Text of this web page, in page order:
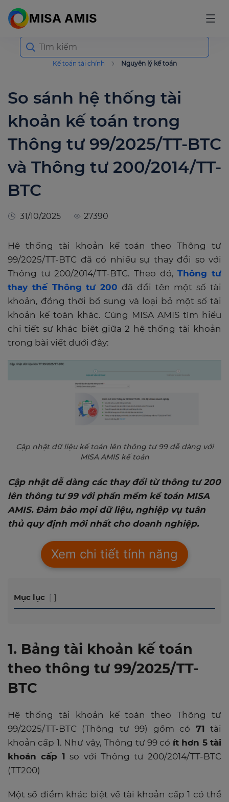
MISA AMIS
Kế toán tài chính Nguyên lý kế toán
Search
for:
So sánh hệ thống tài
khoản kế toán trong
Thông tư 99/2025/TT-BTC
và Thông tư 200/2014/TT-
BTC
31/10/2025 27390
Hệ thống tài khoản kế toán theo Thông tư
99/2025/TT-BTC đã có nhiều sự thay đổi so với
Thông tư 200/2014/TT-BTC. Theo đó,Thông tư
thay thế Thông tư 200 đã đổi tên một số tài
khoản, đồng thời bổ sung và loại bỏ một số tài
khoản kế toán khác. Cùng MISA AMIS tìm hiểu
chi tiết sự khác biệt giữa 2 hệ thống tài khoản
trong bài viết dưới đây:
Cập nhật dữ liệu kế toán lên thông tư 99 dễ dàng với
MISA AMIS kế toán
Cập nhật dễ dàng các thay đổi từ thông tư 200
lên thông tư 99 với phần mềm kế toán MISA
AMIS. Đảm bảo mọi dữ liệu, nghiệp vụ tuân
thủ quy định mới nhất cho doanh nghiệp.
Xem chi tiết tính năng
Mục lục
1. Bảng tài khoản kế toán
theo thông tư 99/2025/TT-
BTC
Hệ thống tài khoản kế toán theo Thông tư
99/2025/TT-BTC (Thông tư 99) gồm có 71 tài
khoản cấp 1. Như vậy, Thông tư 99 có ít hơn 5 tài
khoản cấp 1 so với Thông tư 200/2014/TT-BTC
(TT200)
Một số điểm khác biệt về tài khoản cấp 1 có thể